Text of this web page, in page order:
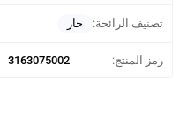
تصنيف الرائحة: حار
رمز المنتج: 3163075002